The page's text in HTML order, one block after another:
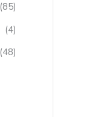
(85)
(4)
(48)